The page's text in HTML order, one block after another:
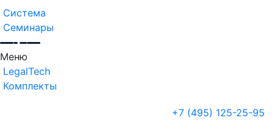
Система
Семинары
Меню
LegalTech
Комплекты
+7 (495) 125-25-95